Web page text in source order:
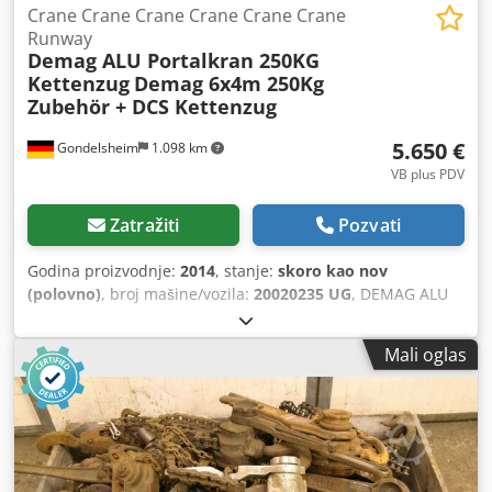
Gondelsheim 1.098 km
Crane Crane Crane Crane Crane Crane
Runway
Demag ALU Portalkran 250KG
Kettenzug Demag 6x4m 250Kg
Zubehör + DCS Kettenzug
5.650 €
VB plus PDV
Zatražiti Pozvati
Godina proizvodnje: 2014, stanje: skoro kao nov
(polovno), broj mašine/vozila: 20020235 UG, DEMAG ALU
Crane Headliner Crane Runway Dimensions approx. 6x4m
Tovar / Podizanje tereta 250 KG - 0.25to Tehnički podaci
sistema: Kran pista napravljena od Demag aluminijumskih
šina 180mm sa unutrašnjim aktuelnim vodičem Sistem je
isporučen dovršen: Šine, železnički konektori, podočnjaci,
krajnje ploče, kablovska vuča, držači/vešalice itd. incl.
Demag DCS PRO2-250 NL 250KG Chain Hoist - Lifting Speed
0-16m / min !! Credpfx Asty S A Njfmof Demag DCS Chain
Mali oglas